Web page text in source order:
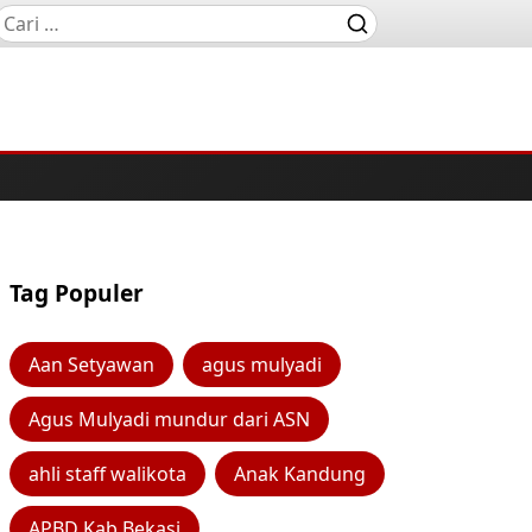
Tag Populer
Aan Setyawan agus mulyadi
Agus Mulyadi mundur dari ASN
ahli staff walikota Anak Kandung